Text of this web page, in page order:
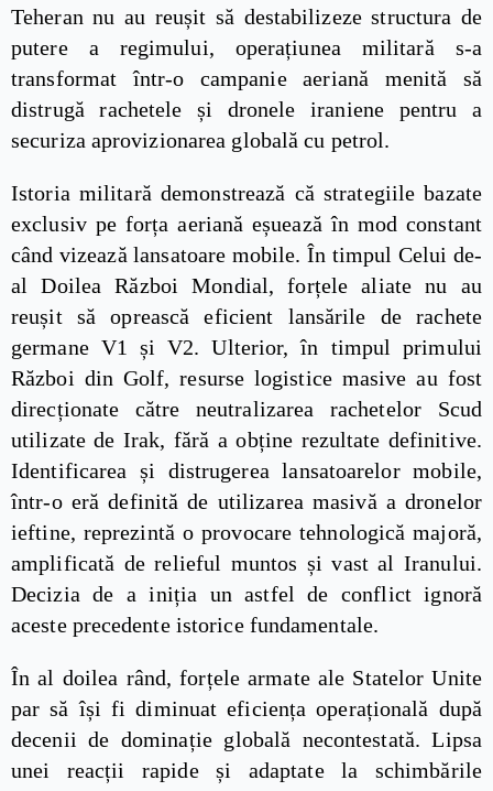
Teheran nu au reușit să destabilizeze structura de
putere a regimului, operațiunea militară s-a
transformat într-o campanie aeriană menită să
distrugă rachetele și dronele iraniene pentru a
securiza aprovizionarea globală cu petrol.
Istoria militară demonstrează că strategiile bazate
exclusiv pe forța aeriană eșuează în mod constant
când vizează lansatoare mobile. În timpul Celui de-
al Doilea Război Mondial, forțele aliate nu au
reușit să oprească eficient lansările de rachete
germane V1 și V2. Ulterior, în timpul primului
Război din Golf, resurse logistice masive au fost
direcționate către neutralizarea rachetelor Scud
utilizate de Irak, fără a obține rezultate definitive.
Identificarea și distrugerea lansatoarelor mobile,
într-o eră definită de utilizarea masivă a dronelor
ieftine, reprezintă o provocare tehnologică majoră,
amplificată de relieful muntos și vast al Iranului.
Decizia de a iniția un astfel de conflict ignoră
aceste precedente istorice fundamentale.
În al doilea rând, forțele armate ale Statelor Unite
par să își fi diminuat eficiența operațională după
decenii de dominație globală necontestată. Lipsa
unei reacții rapide și adaptate la schimbările